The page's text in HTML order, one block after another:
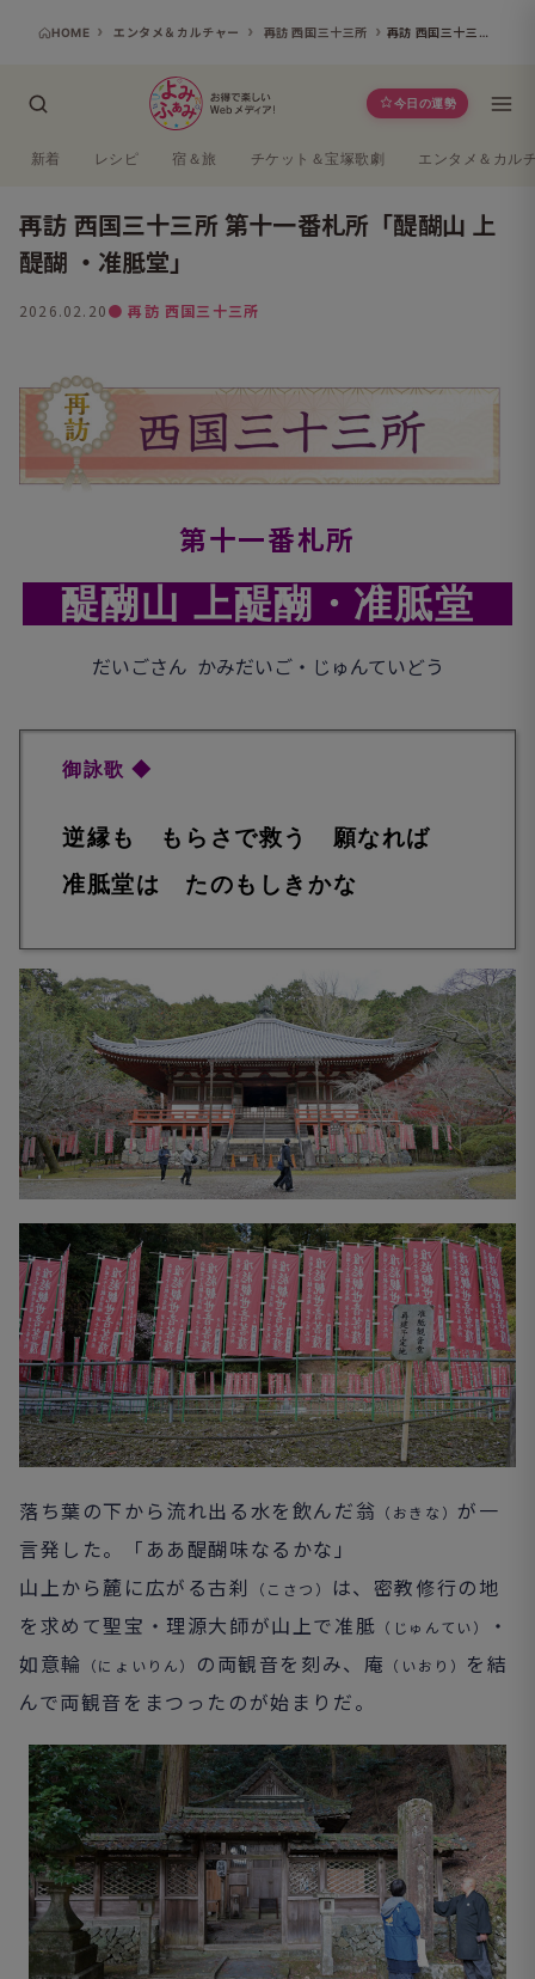
HOME エンタメ＆カルチャー 再訪 西国三十三所 再訪 西国三十三所 第十一番札所「醍醐山 上醍醐 ・准胝堂」
今日の運勢
新着 レシピ 宿＆旅 チケット＆宝塚歌劇 エンタメ＆カル
再訪 西国三十三所 第十一番札所「醍醐山 上
醍醐 ・准胝堂」
2026.02.20● 再訪 西国三十三所
第十一番札所
醍醐山 上醍醐・准胝堂
だいごさん かみだいご・じゅんていどう
御詠歌◆
逆縁も もらさで救う 願なれば
准胝堂は たのもしきかな
落ち葉の下から流れ出る水を飲んだ翁 （おきな） が一
言発した。「ああ醍醐味なるかな」
山上から麓に広がる古刹
（こさつ）
は、密教修行の地
を求めて聖宝・理源大師が山上で准胝 （じゅんてい）
・
如意輪 （にょいりん） の両観音を刻み、庵 （いおり） を結
んで両観音をまつったのが始まりだ。